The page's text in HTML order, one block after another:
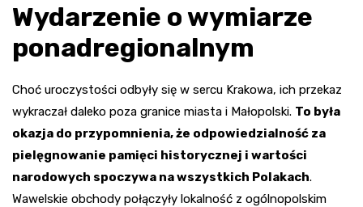
Wydarzenie o wymiarze
ponadregionalnym
Choć uroczystości odbyły się w sercu Krakowa, ich przekaz
wykraczał daleko poza granice miasta i Małopolski. To była
okazja do przypomnienia, że odpowiedzialność za
pielęgnowanie pamięci historycznej i wartości
narodowych spoczywa na wszystkich Polakach.
Wawelskie obchody połączyły lokalność z ogólnopolskim